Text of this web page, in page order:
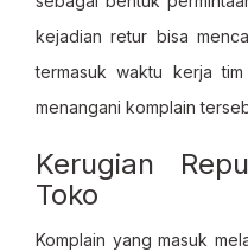
kejadian retur bisa
termasuk waktu kerja
menangani komplain
Kerugian
Toko
Komplain yang masuk